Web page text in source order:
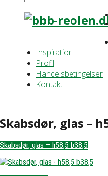
Inspiration
Profil
Handelsbetingelser
Kontakt
Skabsdør, glas –
Skabsdør, glas – h58,5 b38,5